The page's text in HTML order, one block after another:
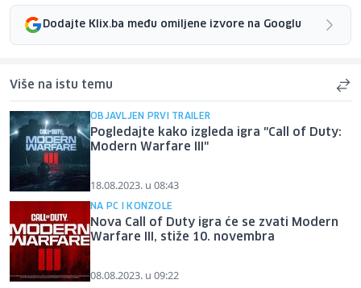
Dodajte Klix.ba među omiljene izvore na Googlu
Više na istu temu
OBJAVLJEN PRVI TRAILER
Pogledajte kako izgleda igra "Call of Duty:
Modern Warfare III"
18.08.2023. u 08:43
NA PC I KONZOLE
Nova Call of Duty igra će se zvati Modern
Warfare III, stiže 10. novembra
08.08.2023. u 09:22